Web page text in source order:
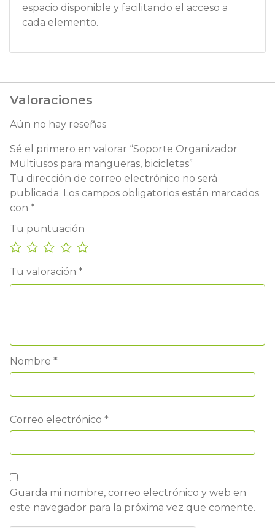
espacio disponible y facilitando el acceso a
cada elemento.
Valoraciones
Aún no hay reseñas
Sé el primero en valorar “Soporte Organizador
Multiusos para mangueras, bicicletas”
Tu dirección de correo electrónico no será
publicada. Los campos obligatorios están marcados
con *
Tu puntuación
Tu valoración *
Nombre *
Correo electrónico *
Guarda mi nombre, correo electrónico y web en
este navegador para la próxima vez que comente.